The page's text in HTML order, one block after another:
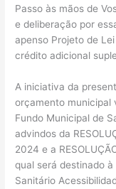
Passo às mãos de
e deliberação por
apenso Projeto de
crédito adicional
A iniciativa da
orçamento municipal
Fundo Municipal de
advindos da
2024 e a
qual será destinado
Sanitário